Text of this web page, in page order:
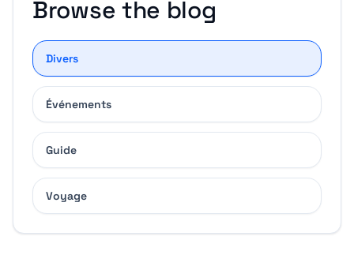
Browse the blog
Divers
Événements
Guide
Voyage